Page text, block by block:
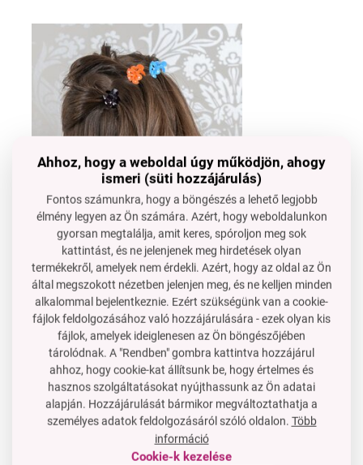
Van kérdése?
Ahhoz, hogy a weboldal úgy működjön, ahogy
ismeri (süti hozzájárulás)
Fontos számunkra, hogy a böngészés a lehető legjobb
élmény legyen az Ön számára. Azért, hogy weboldalunkon
gyorsan megtalálja, amit keres, spóroljon meg sok
kattintást, és ne jelenjenek meg hirdetések olyan
termékekről, amelyek nem érdekli. Azért, hogy az oldal az Ön
által megszokott nézetben jelenjen meg, és ne kelljen minden
alkalommal bejelentkeznie. Ezért szükségünk van a cookie-
fájlok feldolgozásához való hozzájárulására - ezek olyan kis
fájlok, amelyek ideiglenesen az Ön böngészőjében
tárolódnak. A "Rendben" gombra kattintva hozzájárul
ahhoz, hogy cookie-kat állítsunk be, hogy értelmes és
hasznos szolgáltatásokat nyújthassunk az Ön adatai
alapján. Hozzájárulását bármikor megváltoztathatja a
személyes adatok feldolgozásáról szóló oldalon. Több
információ
Cookie-k kezelése